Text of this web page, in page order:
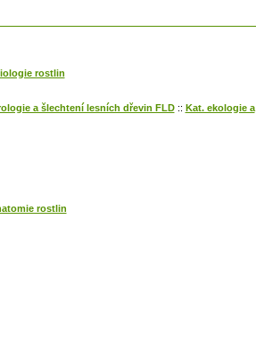
rostlin
a šlechtení lesních dřevin FLD:: Kat. ekologie a
rostlin